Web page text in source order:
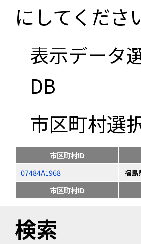
にしてくださ
表示データ
DB
市区町村選
市区町村ID
07484A1968
福島
市区町村ID
検索